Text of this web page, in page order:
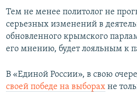
Тем не менее политолог не
серьезных изменений в
обновленного крымского
его мнению, будет лояльным к
В «Единой России», в свою
своей победе на выборах не